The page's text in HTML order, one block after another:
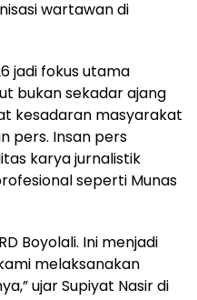
wartawan di
jadi fokus utama
bukan sekadar ajang
kesadaran masyarakat
pers. Insan pers
karya jurnalistik
seperti Munas
Boyolali. Ini menjadi
melaksanakan
ujar Supiyat Nasir di